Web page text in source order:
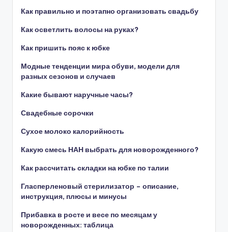
Как правильно и поэтапно организовать свадьбу
Как осветлить волосы на руках?
Как пришить пояс к юбке
Модные тенденции мира обуви, модели для
разных сезонов и случаев
Какие бывают наручные часы?
Свадебные сорочки
Сухое молоко калорийность
Какую смесь НАН выбрать для новорожденного?
Как рассчитать складки на юбке по талии
Гласперленовый стерилизатор – описание,
инструкция, плюсы и минусы
Прибавка в росте и весе по месяцам у
новорожденных: таблица